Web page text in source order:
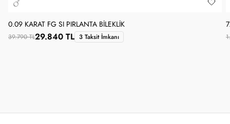
0.09 KARAT FG SI PIRLANTA BILEKLIK
39.790 TL29.840 TL 3 Taksit İmkanı